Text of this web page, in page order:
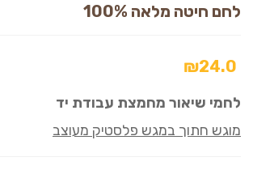
לחם חיטה מלאה 100%
₪24.0
לחמי שיאור מחמצת עבודת יד
מוגש חתוך במגש פלסטיק מעוצב